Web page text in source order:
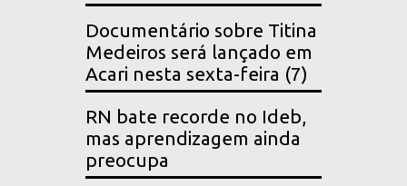
Documentário sobre Titina
Medeiros será lançado em
Acari nesta sexta-feira (7)
RN bate recorde no Ideb,
mas aprendizagem ainda
preocupa